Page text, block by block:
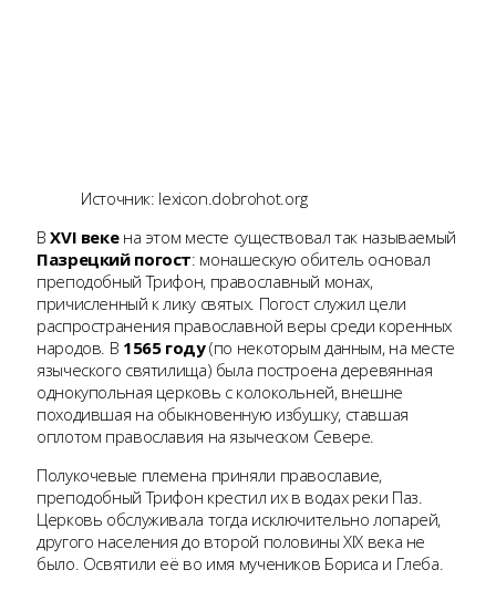
Источник: lexicon.dobrohot.org
ВXVI векена этом месте существовал так называемый
Пазрецкий погост: монашескую обитель основал
преподобный Трифон, православный монах,
причисленный к лику святых. Погост служил цели
распространения православной веры среди коренных
народов. В 1565 году(по некоторым данным, на месте
языческого святилища) была построена деревянная
однокупольная церковь с колокольней, внешне
походившая на обыкновенную избушку, ставшая
оплотом православия на языческом Севере.
Полукочевые племена приняли православие,
преподобный Трифон крестил их в водах реки Паз.
Церковь обслуживала тогда исключительно лопарей,
другого населения до второй половины XIX века не
было. Освятили её во имя мучеников Бориса и Глеба.